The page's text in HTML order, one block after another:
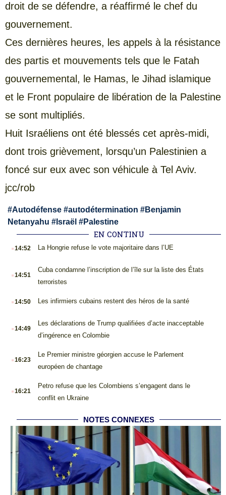
droit de se défendre, a réaffirmé le chef du
gouvernement.
Ces dernières heures, les appels à la résistance
des partis et mouvements tels que le Fatah
gouvernemental, le Hamas, le Jihad islamique
et le Front populaire de libération de la Palestine
se sont multipliés.
Huit Israéliens ont été blessés cet après-midi,
dont trois grièvement, lorsqu’un Palestinien a
foncé sur eux avec son véhicule à Tel Aviv.
jcc/rob
#Autodéfense #autodétermination #Benjamin
Netanyahu # Israël #Palestine
EN CONTINU
.14:52 La Hongrie refuse le vote majoritaire dans l’UE
.14:51
Cuba condamne l’inscription de l’île sur la liste des États
terroristes
.14:50 Les infirmiers cubains restent des héros de la santé
.14:49
Les déclarations de Trump qualifiées d’acte inacceptable
d’ingérence en Colombie
.16:23
Le Premier ministre géorgien accuse le Parlement
européen de chantage
.16:21
Petro refuse que les Colombiens s’engagent dans le
conflit en Ukraine
NOTES CONNEXES